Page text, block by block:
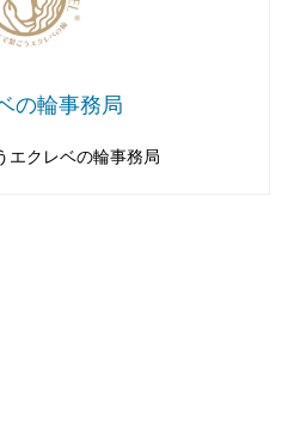
の輪事務局
エクレベの輪事務局